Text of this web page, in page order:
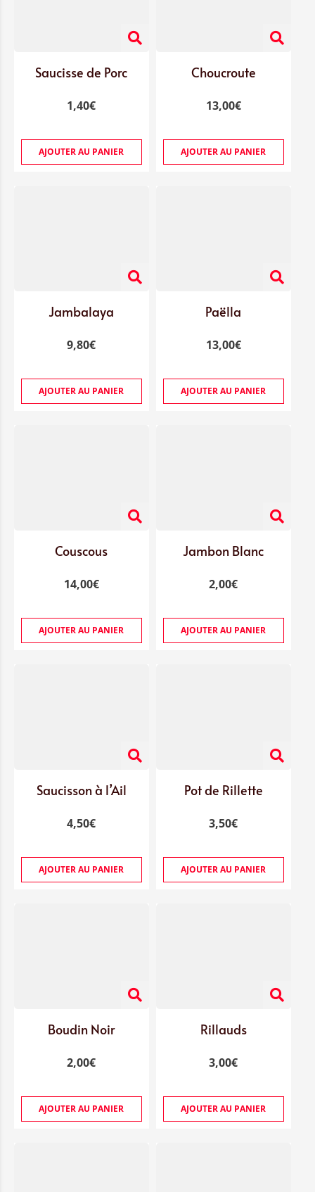
Saucisse de Porc
1,40€
AJOUTER AU PANIER
Choucroute
13,00€
AJOUTER AU PANIER
Jambalaya
9,80€
AJOUTER AU PANIER
Paëlla
13,00€
AJOUTER AU PANIER
Couscous
14,00€
AJOUTER AU PANIER
Jambon Blanc
2,00€
AJOUTER AU PANIER
Saucisson à l’Ail
4,50€
AJOUTER AU PANIER
Pot de Rillette
3,50€
AJOUTER AU PANIER
Boudin Noir
2,00€
AJOUTER AU PANIER
Rillauds
3,00€
AJOUTER AU PANIER